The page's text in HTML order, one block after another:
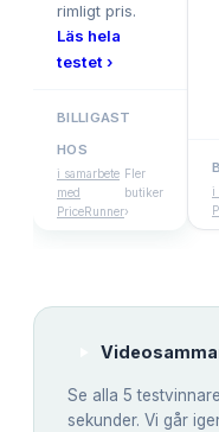
rimligt pris.
Läs hela
testet ›
BILLIGAST
HOS
i samarbete
med
PriceRunner
Fler
butiker
›
i
Se alla 5
sekunder. Vi går